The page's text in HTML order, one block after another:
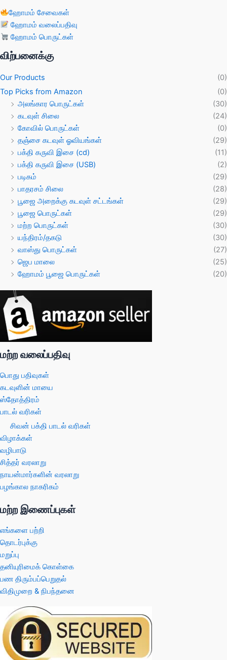
ஹோமம் சேவைகள்
ஹோமம் வலைப்பதிவு
ஹோமம் பொருட்கள்
விற்பனைக்கு
Our Products
(0)
Top Picks from Amazon
(0)
அலங்கார பொருட்கள்
(30)
கடவுள் சிலை
(24)
கோவில் பொருட்கள்
(0)
தஞ்சை கடவுள் ஓவியங்கள்
(29)
பக்தி கருவி இசை (cd)
(11)
பக்தி கருவி இசை (USB)
(2)
படிகம்
(29)
பாதரசம் சிலை
(28)
பூஜை அறைக்கு கடவுள் சட்டங்கள்
(29)
பூஜை பொருட்கள்
(29)
மற்ற பொருட்கள்
(30)
யந்திரம்/தகடு
(30)
வாஸ்து பொருட்கள்
(27)
ஜெப மாலை
(25)
ஹோமம் பூஜை பொருட்கள்
(20)
மற்ற வலைப்பதிவு
பொது பதிவுகள்
கடவுளின் மாயை
ஸ்தோத்திரம்
பாடல் வரிகள்
சிவன் பக்தி பாடல் வரிகள்
விழாக்கள்
வழிபாடு
சித்தர் வரலாறு
நாயன்மார்களின் வரலாறு
பழங்கால நாகரிகம்
மற்ற இணைப்புகள்
எங்களை பற்றி
தொடர்புக்கு
மறுப்பு
தனியுரிமைக் கொள்கை
பண திரும்பப்பெறுதல்
விதிமுறை & நிபந்தனை